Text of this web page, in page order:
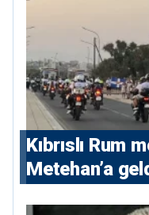
Kıbrıslı Rum
Metehan’a